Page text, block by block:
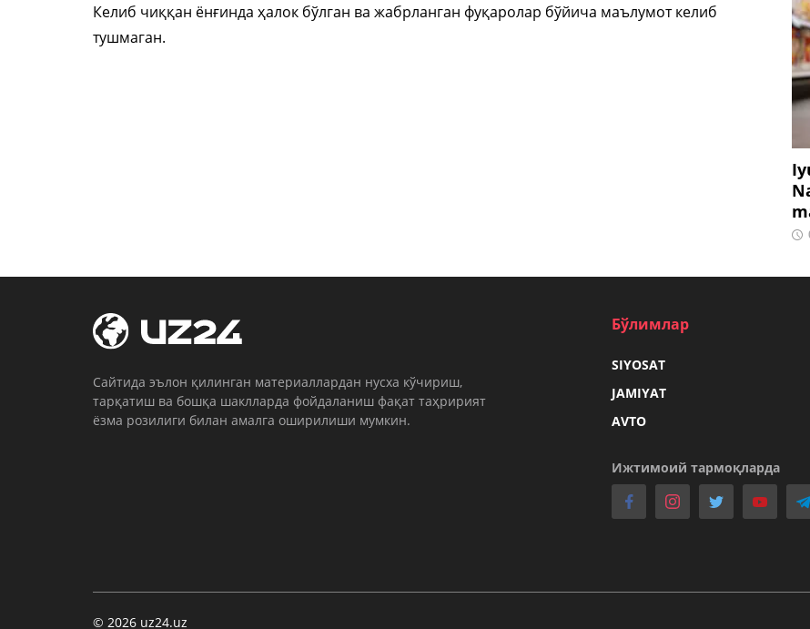
Келиб чиққан ёнғинда ҳалок бўлган ва жабрланган фуқаролар бўйича маълумот келиб
тушмаган.
Cайтида эълон қилинган материаллардан нусха кўчириш,
тарқатиш ва бошқа шаклларда фойдаланиш фақат таҳририят
ёзма розилиги билан амалга оширилиши мумкин.
Бўлимлар
SIYOSAT
JAMIYAT
AVTO
Ижтимоий тармоқларда
© 2026 uz24.uz